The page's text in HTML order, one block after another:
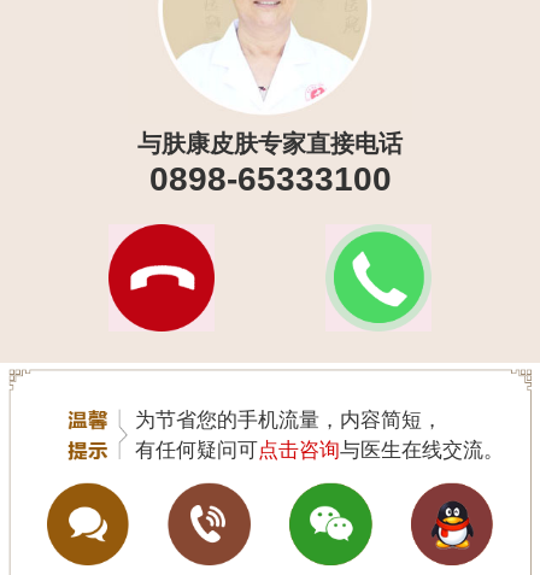
与肤康皮肤专家直接电话
0898-65333100
为节省您的手机流量，内容简短，
有任何疑问可点击咨询与医生在线交流。